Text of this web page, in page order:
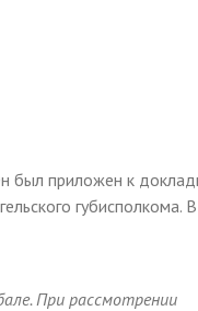
был приложен к
губисполкома.
При рассмотрении